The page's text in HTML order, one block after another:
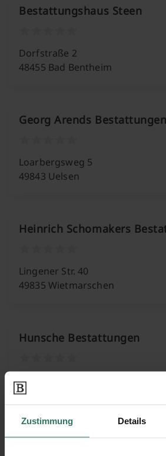
Zustimmung Details
Bestattungshaus Steen
Dorfstraße 2
48455 Bad Bentheim
Georg Arends Bestattungen
Loarbergsweg 5
49843 Uelsen
Heinrich Schomakers
Lingener Str. 40
49835 Wietmarschen
Hunsche Bestattungen
Ochtruper Straße 39
48455 Bad Bentheim